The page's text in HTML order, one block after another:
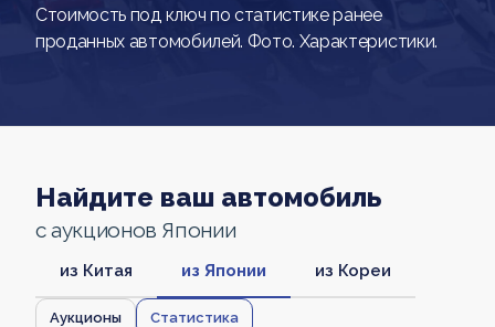
Стоимость под ключ по статистике ранее
проданных автомобилей. Фото. Характеристики.
Найдите ваш автомобиль
с аукционов Японии
из Китая из Японии из Кореи
Аукционы Статистика